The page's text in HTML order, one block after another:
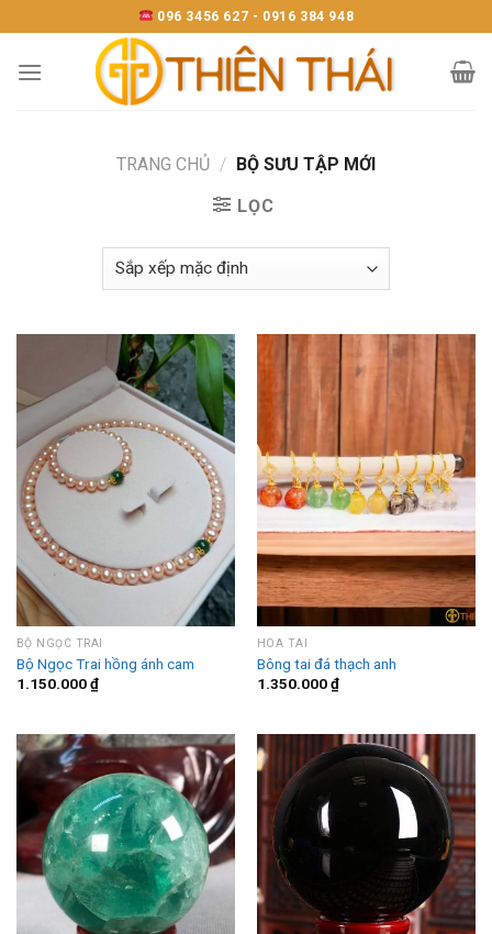
to
content
096 3456 627 - 0916 384 948
TRANG CHỦ / BỘ SƯU TẬP MỚI
LỌC
BỘ NGỌC TRAI
Bộ Ngọc Trai hồng ánh cam
1.150.000₫
HOA TAI
Bông tai đá thạch anh
1.350.000₫